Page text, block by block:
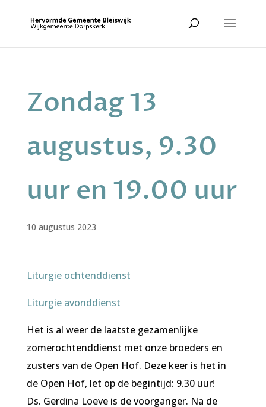
Zondag 13
augustus, 9.30
uur en 19.00 uur
10 augustus 2023
Liturgie ochtenddienst
Liturgie avonddienst
Het is al weer de laatste gezamenlijke
zomerochtenddienst met onze broeders en
zusters van de Open Hof. Deze keer is het in
de Open Hof, let op de begintijd: 9.30 uur!
Ds. Gerdina Loeve is de voorganger. Na de